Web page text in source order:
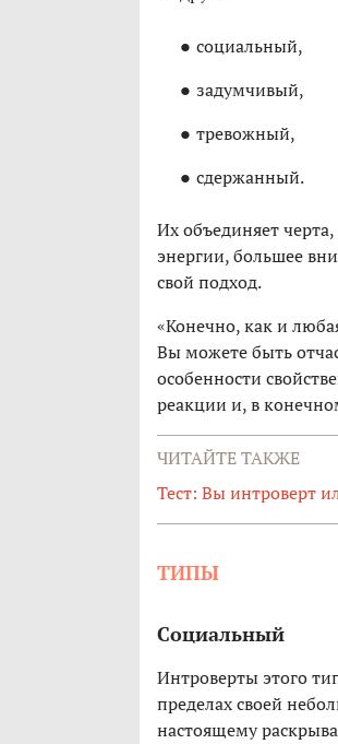
социальный,
задумчивый,
тревожный,
сдержанный.
Их объединяет
энергии, большее
свой подход.
«Конечно, как и
Вы можете быть
особенности
реакции и, в
ЧИТАЙТЕ ТАКЖЕ
Тест: Вы интроверт
ТИПЫ
Социальный
Интроверты этого
пределах своей
настоящему